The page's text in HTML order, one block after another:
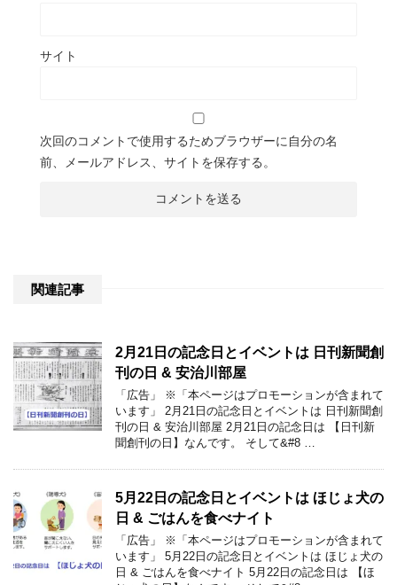
サイト
次回のコメントで使用するためブラウザーに自分の名
前、メールアドレス、サイトを保存する。
関連記事
2月21日の記念日とイベントは 日刊新聞創
刊の日 & 安治川部屋
「広告」 ※「本ページはプロモーションが含まれて
います」 2月21日の記念日とイベントは 日刊新聞創
刊の日 & 安治川部屋 2月21日の記念日は 【日刊新
聞創刊の日】なんです。 そして&#8 …
5月22日の記念日とイベントは ほじょ犬の
日 & ごはんを食べナイト
「広告」 ※「本ページはプロモーションが含まれて
います」 5月22日の記念日とイベントは ほじょ犬の
日 & ごはんを食べナイト 5月22日の記念日は 【ほ